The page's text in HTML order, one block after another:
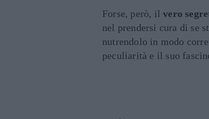
Forse, però, ilvero
nel prendersi cura di se
nutrendolo in modo
peculiarità e il suo